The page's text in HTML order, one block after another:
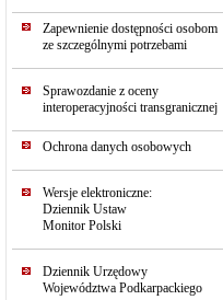
Zapewnienie dostępności osobom
ze szczególnymi potrzebami
Sprawozdanie z oceny
interoperacyjności transgranicznej
Ochrona danych osobowych
Wersje elektroniczne:
Dziennik Ustaw
Monitor Polski
Dziennik Urzędowy
Województwa Podkarpackiego